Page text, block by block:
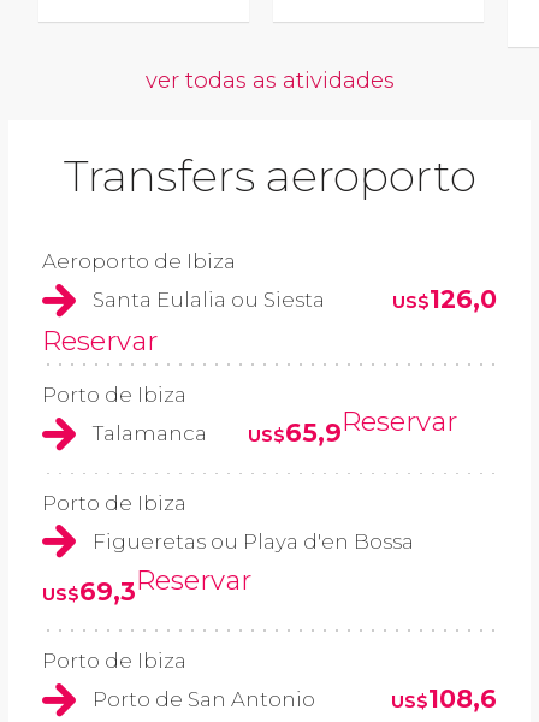
ver todas as atividades
Transfers aeroporto
Aeroporto de Ibiza
Santa Eulalia ou Siesta
US$126,0
Reservar
Porto de Ibiza
Talamanca
US$65,9Reservar
Porto de Ibiza
Figueretas ou Playa d'en Bossa
US$69,3Reservar
Porto de Ibiza
Porto de San Antonio
US$108,6